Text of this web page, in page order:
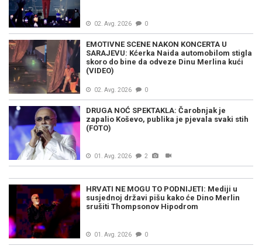
02. Avg. 2026 0
EMOTIVNE SCENE NAKON KONCERTA U
SARAJEVU: Kćerka Naida automobilom stigla
skoro do bine da odveze Dinu Merlina kući
(VIDEO)
02. Avg. 2026 0
DRUGA NOĆ SPEKTAKLA: Čarobnjak je
zapalio Koševo, publika je pjevala svaki stih
(FOTO)
01. Avg. 2026 2
HRVATI NE MOGU TO PODNIJETI: Mediji u
susjednoj državi pišu kako će Dino Merlin
srušiti Thompsonov Hipodrom
01. Avg. 2026 0